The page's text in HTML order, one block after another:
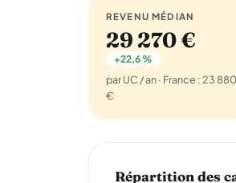
REVENU MÉDIAN
29 270 €
+22,6 %
par UC / an · France : 23 880
€
Répartition des